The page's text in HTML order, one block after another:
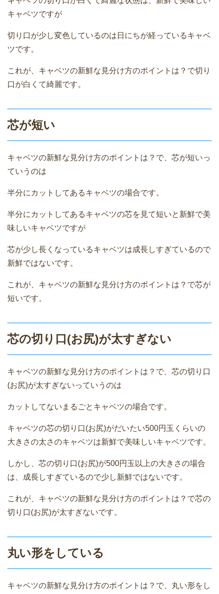
キャベツですが
切り口が少し変色しているのは日にちが経っているキャベ
ツです。
これが、キャベツの新鮮な見分け方のポイントは？で切り
口が白くて綺麗です。
芯が短い
キャベツの新鮮な見分け方のポイントは？で、芯が短いっ
ていうのは
半分にカットしてあるキャベツの場合です。
半分にカットしてあるキャベツの芯を見て短いと新鮮で美
味しいキャベツですが
芯が少し長くなっているキャベツは成長しすぎているので
新鮮ではないです。
これが、キャベツの新鮮な見分け方のポイントは？で芯が
短いです。
芯の切り口(お尻)が太すぎない
キャベツの新鮮な見分け方のポイントは？で、芯の切り口
(お尻)が太すぎないっていうのは
カットしてないまるごとキャベツの場合です。
キャベツの芯の切り口(お尻)がだいたい500円玉くらいの
大きさの太さのキャベツは新鮮で美味しいキャベツです。
しかし、芯の切り口(お尻)が500円玉以上の大きさの場合
は、成長しすぎているので少し新鮮ではないです。
これが、キャベツの新鮮な見分け方のポイントは？で芯の
切り口(お尻)が太すぎないです。
丸い形をしている
キャベツの新鮮な見分け方のポイントは？で、丸い形をし